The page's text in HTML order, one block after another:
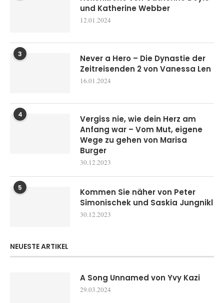
und Katherine Webber
12.01.2024
3
Never a Hero – Die Dynastie der
Zeitreisenden 2 von Vanessa Len
16.01.2024
4
Vergiss nie, wie dein Herz am
Anfang war – Vom Mut, eigene
Wege zu gehen von Marisa
Burger
30.12.2023
5
Kommen Sie näher von Peter
Simonischek und Saskia Jungnikl
30.12.2023
NEUESTE ARTIKEL
A Song Unnamed von Yvy Kazi
29.03.2024